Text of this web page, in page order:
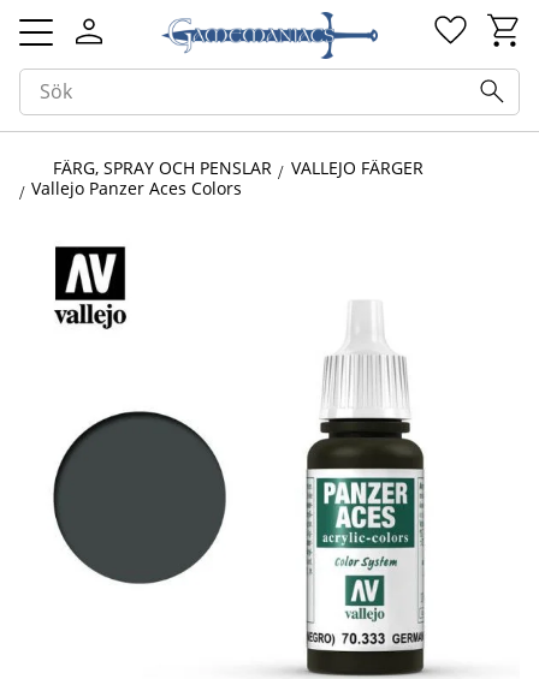
Meny
FÄRG, SPRAY OCH PENSLAR
VALLEJO FÄRGER
Vallejo Panzer Aces Colors